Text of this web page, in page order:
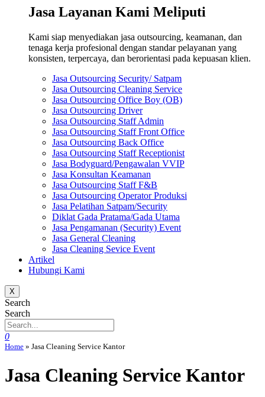
Jasa Layanan Kami Meliputi
Kami siap menyediakan jasa outsourcing, keamanan, dan
tenaga kerja profesional dengan standar pelayanan yang
konsisten, terpercaya, dan berorientasi pada kepuasan klien.
Jasa Outsourcing Security/ Satpam
Jasa Outsourcing Cleaning Service
Jasa Outsourcing Office Boy (OB)
Jasa Outsourcing Driver
Jasa Outsourcing Staff Admin
Jasa Outsourcing Staff Front Office
Jasa Outsourcing Back Office
Jasa Outsourcing Staff Receptionist
Jasa Bodyguard/Pengawalan VVIP
Jasa Konsultan Keamanan
Jasa Outsourcing Staff F&B
Jasa Outsourcing Operator Produksi
Jasa Pelatihan Satpam/Security
Diklat Gada Pratama/Gada Utama
Jasa Pengamanan (Security) Event
Jasa General Cleaning
Jasa Cleaning Sevice Event
Artikel
Hubungi Kami
X
Search
Search
0
Home » Jasa Cleaning Service Kantor
Jasa Cleaning Service Kantor